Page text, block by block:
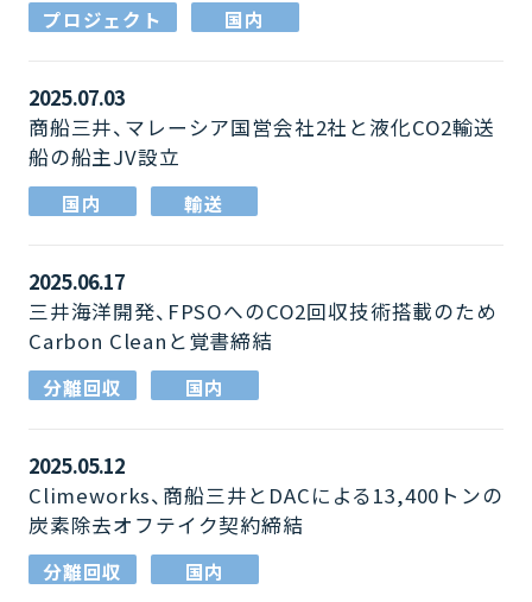
プロジェクト 国内
2025.07.03
商船三井、マレーシア国営会社2社と液化CO2輸送
船の船主JV設立
国内 輸送
2025.06.17
三井海洋開発、FPSOへのCO2回収技術搭載のため
Carbon Cleanと覚書締結
分離回収 国内
2025.05.12
Climeworks、商船三井とDACによる13,400トンの
炭素除去オフテイク契約締結
分離回収 国内